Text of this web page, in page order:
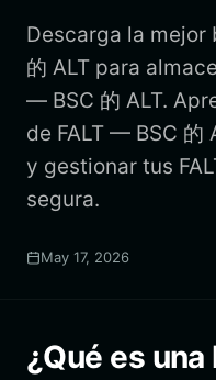
Descarga la mejor
的 ALT para
— BSC 的 ALT.
de FALT — BSC 的
y gestionar tus
segura.
May 17, 2026
¿Qué es una